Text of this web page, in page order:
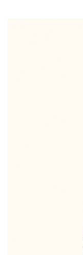
Wij raden je aan
zodat je precies
ook meer
2. Wie is
voor dit